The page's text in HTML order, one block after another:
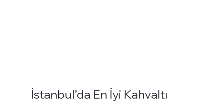
İstanbul’da En İyi Kahvaltı